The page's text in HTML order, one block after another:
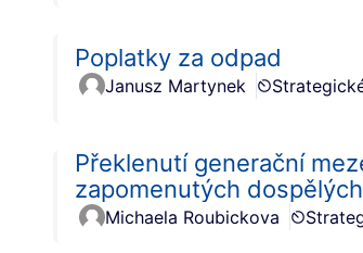
Poplatky za odpad
Janusz Martynek
Překlenutí generační
zapomenutých
Michaela Roubickova